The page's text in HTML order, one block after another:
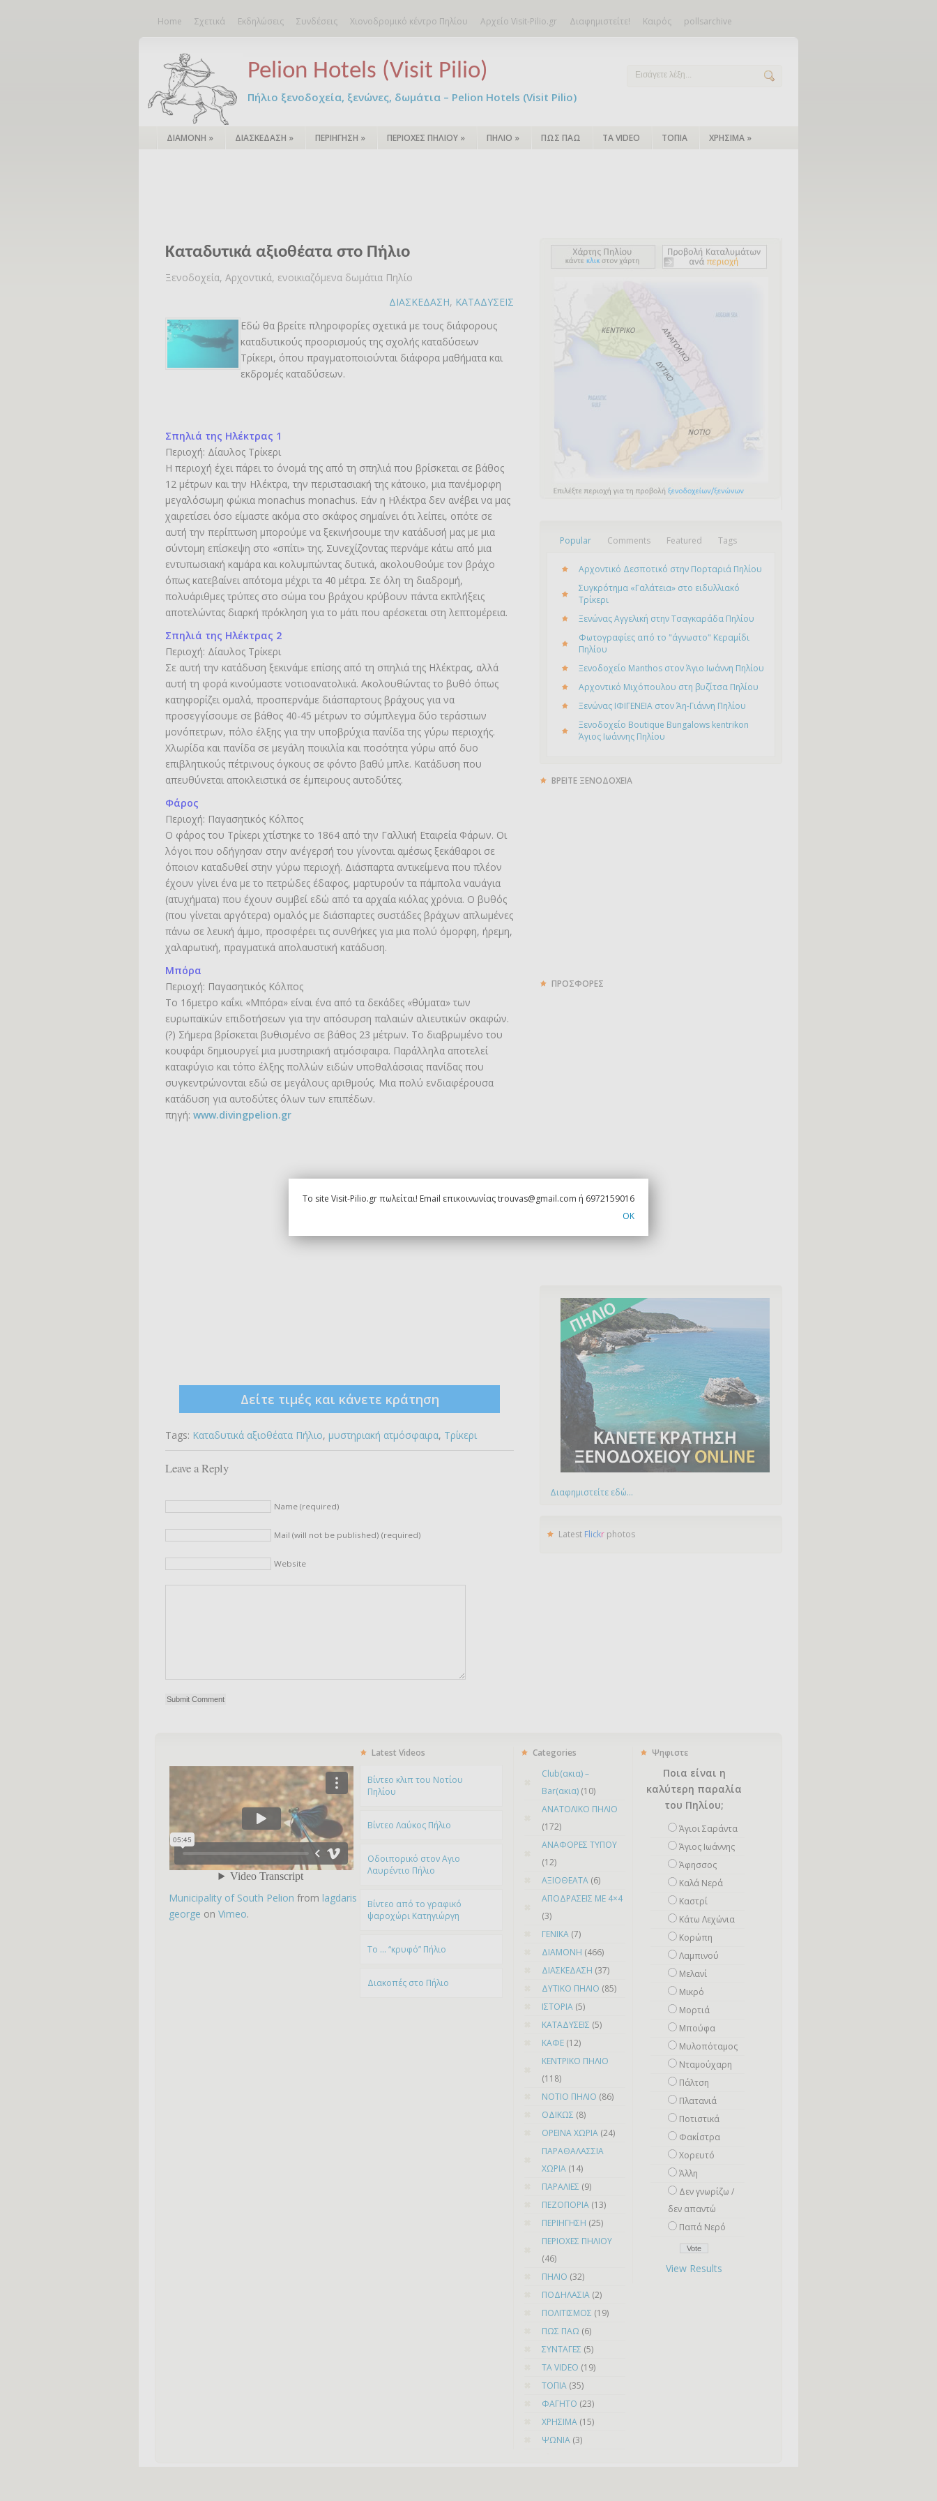
Home Σχετικά Εκδηλώσεις Συνδέσεις Χιονοδρομικό κέντρο Πηλίου Αρχείο Visit-Pilio.gr Διαφημιστείτε! Καιρός pollsarchive
Pelion Hotels (Visit Pilio)
Πήλιο ξενοδοχεία, ξενώνες, δωμάτια – Pelion Hotels (Visit Pilio)
ΔΙΑΜΟΝΗ » ΔΙΑΣΚΕΔΑΣΗ » ΠΕΡΙΗΓΗΣΗ » ΠΕΡΙΟΧΕΣ ΠΗΛΙΟΥ » ΠΗΛΙΟ » ΠΩΣ ΠΑΩ ΤΑ VIDEO ΤΟΠΙΑ ΧΡΗΣΙΜΑ »
Καταδυτικά αξιοθέατα στο Πήλιο
Ξενοδοχεία, Αρχοντικά, ενοικιαζόμενα δωμάτια Πηλίο
ΔΙΑΣΚΕΔΑΣΗ, ΚΑΤΑΔΥΣΕΙΣ
Εδώ θα βρείτε πληροφορίες σχετικά με τους διάφορους
καταδυτικούς προορισμούς της σχολής καταδύσεων
Τρίκερι, όπου πραγματοποιούνται διάφορα μαθήματα και
εκδρομές καταδύσεων.
Σπηλιά της Ηλέκτρας 1
Περιοχή: Δίαυλος Τρίκερι
Η περιοχή έχει πάρει το όνομά της από τη σπηλιά που βρίσκεται σε βάθος
12 μέτρων και την Ηλέκτρα, την περιστασιακή της κάτοικο, μια πανέμορφη
μεγαλόσωμη φώκια monachus monachus. Εάν η Ηλέκτρα δεν ανέβει να μας
χαιρετίσει όσο είμαστε ακόμα στο σκάφος σημαίνει ότι λείπει, οπότε σε
αυτή την περίπτωση μπορούμε να ξεκινήσουμε την κατάδυσή μας με μια
σύντομη επίσκεψη στο «σπίτι» της. Συνεχίζοντας περνάμε κάτω από μια
εντυπωσιακή καμάρα και κολυμπώντας δυτικά, ακολουθούμε τον βράχο
όπως κατεβαίνει απότομα μέχρι τα 40 μέτρα. Σε όλη τη διαδρομή,
πολυάριθμες τρύπες στο σώμα του βράχου κρύβουν πάντα εκπλήξεις
αποτελώντας διαρκή πρόκληση για το μάτι που αρέσκεται στη λεπτομέρεια.
Σπηλιά της Ηλέκτρας 2
Περιοχή: Δίαυλος Τρίκερι
Σε αυτή την κατάδυση ξεκινάμε επίσης από τη σπηλιά της Ηλέκτρας, αλλά
αυτή τη φορά κινούμαστε νοτιοανατολικά. Ακολουθώντας το βυθό όπως
κατηφορίζει ομαλά, προσπερνάμε διάσπαρτους βράχους για να
προσεγγίσουμε σε βάθος 40-45 μέτρων το σύμπλεγμα δύο τεράστιων
μονόπετρων, πόλο έλξης για την υποβρύχια πανίδα της γύρω περιοχής.
Χλωρίδα και πανίδα σε μεγάλη ποικιλία και ποσότητα γύρω από δυο
επιβλητικούς πέτρινους όγκους σε φόντο βαθύ μπλε. Κατάδυση που
απευθύνεται αποκλειστικά σε έμπειρους αυτοδύτες.
Φάρος
Περιοχή: Παγασητικός Κόλπος
Ο φάρος του Τρίκερι χτίστηκε το 1864 από την Γαλλική Εταιρεία Φάρων. Οι
λόγοι που οδήγησαν στην ανέγερσή του γίνονται αμέσως ξεκάθαροι σε
όποιον καταδυθεί στην γύρω περιοχή. Διάσπαρτα αντικείμενα που πλέον
έχουν γίνει ένα με το πετρώδες έδαφος, μαρτυρούν τα πάμπολα ναυάγια
(ατυχήματα) που έχουν συμβεί εδώ από τα αρχαία κιόλας χρόνια. Ο βυθός
(που γίνεται αργότερα) ομαλός με διάσπαρτες συστάδες βράχων απλωμένες
πάνω σε λευκή άμμο, προσφέρει τις συνθήκες για μια πολύ όμορφη, ήρεμη,
χαλαρωτική, πραγματικά απολαυστική κατάδυση.
Μπόρα
Περιοχή: Παγασητικός Κόλπος
Το 16μετρο καΐκι «Μπόρα» είναι ένα από τα δεκάδες «θύματα» των
ευρωπαϊκών επιδοτήσεων για την απόσυρση παλαιών αλιευτικών σκαφών.
(?) Σήμερα βρίσκεται βυθισμένο σε βάθος 23 μέτρων. Το διαβρωμένο του
κουφάρι δημιουργεί μια μυστηριακή ατμόσφαιρα. Παράλληλα αποτελεί
καταφύγιο και τόπο έλξης πολλών ειδών υποθαλάσσιας πανίδας που
συγκεντρώνονται εδώ σε μεγάλους αριθμούς. Μια πολύ ενδιαφέρουσα
κατάδυση για αυτοδύτες όλων των επιπέδων.
πηγή: www.divingpelion.gr
Δείτε τιμές και κάνετε κράτηση
Tags: Καταδυτικά αξιοθέατα Πήλιο, μυστηριακή ατμόσφαιρα, Τρίκερι
Leave a Reply
Name (required)
Mail (will not be published) (required)
Website
Popular Comments Featured Tags
Αρχοντικό Δεσποτικό στην Πορταριά Πηλίου
Συγκρότημα «Γαλάτεια» στο ειδυλλιακό
Τρίκερι
Ξενώνας Αγγελική στην Τσαγκαράδα Πηλίου
Φωτογραφίες από το "άγνωστο" Κεραμίδι
Πηλίου
Ξενοδοχείο Manthos στον Άγιο Ιωάννη Πηλίου
Αρχοντικό Μιχόπουλου στη βυζίτσα Πηλίου
Ξενώνας ΙΦΙΓΕΝΕΙΑ στον Άη-Γιάννη Πηλίου
Ξενοδοχείο Boutique Bungalows kentrikon
Άγιος Ιωάννης Πηλίου
ΒΡΕΙΤΕ ΞΕΝΟΔΟΧΕΙΑ
ΠΡΟΣΦΟΡΕΣ
Διαφημιστείτε εδώ...
Latest Flickr photos
Municipality of South Pelion from lagdaris
george on Vimeo.
Latest Videos
Bίντεο κλιπ του Νοτίου
Πηλίου
Βίντεο Λαύκος Πήλιο
Οδοιπορικό στον Αγιο
Λαυρέντιο Πήλιο
Βίντεο από το γραφικό
ψαροχώρι Kατηγιώργη
To … “κρυφό” Πήλιο
Διακοπές στο Πήλιο
Categories
Club(ακια) –
Bar(ακια) (10)
ΑΝΑΤΟΛΙΚΟ ΠΗΛΙΟ
(172)
ΑΝΑΦΟΡΕΣ ΤΥΠΟΥ
(12)
ΑΞΙΟΘΕΑΤΑ (6)
ΑΠΟΔΡΑΣΕΙΣ ΜΕ 4×4
(3)
ΓΕΝΙΚΑ (7)
ΔΙΑΜΟΝΗ (466)
ΔΙΑΣΚΕΔΑΣΗ (37)
ΔΥΤΙΚΟ ΠΗΛΙΟ (85)
ΙΣΤΟΡΙΑ (5)
ΚΑΤΑΔΥΣΕΙΣ (5)
ΚΑΦΕ (12)
ΚΕΝΤΡΙΚΟ ΠΗΛΙΟ
(118)
ΝΟΤΙΟ ΠΗΛΙΟ (86)
ΟΔΙΚΩΣ (8)
ΟΡΕΙΝΑ ΧΩΡΙΑ (24)
ΠΑΡΑΘΑΛΑΣΣΙΑ
ΧΩΡΙΑ (14)
ΠΑΡΑΛΙΕΣ (9)
ΠΕΖΟΠΟΡΙΑ (13)
ΠΕΡΙΗΓΗΣΗ (25)
ΠΕΡΙΟΧΕΣ ΠΗΛΙΟΥ
(46)
ΠΗΛΙΟ (32)
ΠΟΔΗΛΑΣΙΑ (2)
ΠΟΛΙΤΙΣΜΟΣ (19)
ΠΩΣ ΠΑΩ (6)
ΣΥΝΤΑΓΕΣ (5)
ΤΑ VIDEO (19)
ΤΟΠΙΑ (35)
ΦΑΓΗΤΟ (23)
ΧΡΗΣΙΜΑ (15)
ΨΩΝΙΑ (3)
Ψηφιστε
Ποια είναι η
καλύτερη παραλία
του Πηλίου;
Άγιοι Σαράντα
Άγιος Ιωάννης
Άφησσος
Καλά Νερά
Καστρί
Κάτω Λεχώνια
Κορώπη
Λαμπινού
Μελανί
Μικρό
Mορτιά
Μπούφα
Μυλοπόταμος
Νταμούχαρη
Πάλτση
Πλατανιά
Ποτιστικά
Φακίστρα
Χορευτό
Άλλη
Δεν γνωρίζω /
δεν απαντώ
Παπά Νερό
View Results
To site Visit-Pilio.gr πωλείται! Email επικοινωνίας trouvas@gmail.com ή 6972159016
OK